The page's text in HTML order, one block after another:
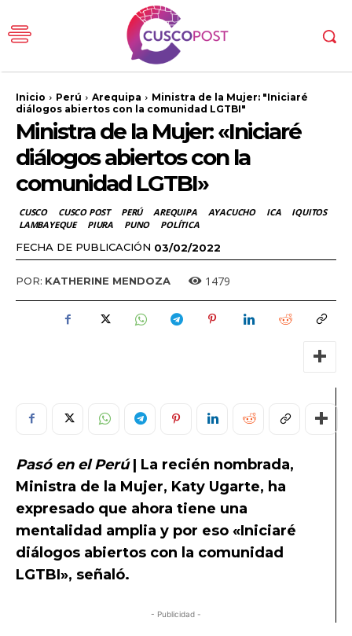
Inicio Perú Arequipa
Ministra de la Mujer: "Iniciaré
diálogos abiertos con la comunidad LGTBI"
Ministra de la Mujer: «Iniciaré
diálogos abiertos con la
comunidad LGTBI»
CUSCO CUSCO POST PERÚ AREQUIPA AYACUCHO ICA
IQUITOS
LAMBAYEQUE
PIURA PUNO POLÍTICA
FECHA DE PUBLICACIÓN 03/02/2022
POR: KATHERINE MENDOZA 1479
Pasó en el Perú| La recién nombrada,
Ministra de la Mujer, Katy Ugarte, ha
expresado que ahora tiene una
mentalidad amplia y por eso «Iniciaré
diálogos abiertos con la comunidad
LGTBI», señaló.
- Publicidad -